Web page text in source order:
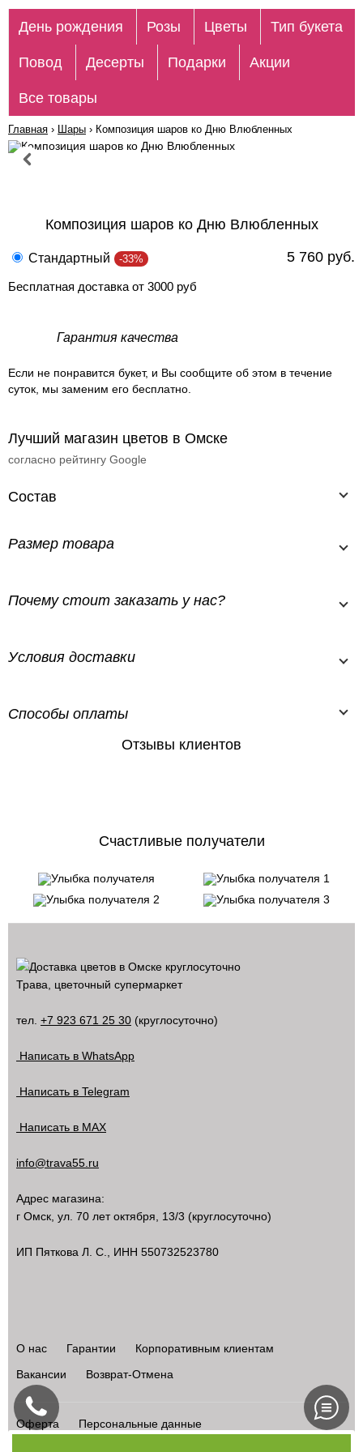
День рождения Розы Цветы Тип букета
Повод Десерты Подарки Акции
Все товары
Главная › Шары › Композиция шаров ко Дню Влюбленных
Композиция шаров ко Дню Влюбленных
Стандартный -33% 5 760 руб.
Бесплатная доставка от 3000 руб
Гарантия качества
Если не понравится букет, и Вы сообщите об этом в течение
суток, мы заменим его бесплатно.
Лучший магазин цветов в Омске
согласно рейтингу Google
Состав
Размер товара
Почему стоит заказать у нас?
Условия доставки
Способы оплаты
Отзывы клиентов
Счастливые получатели
Трава, цветочный супермаркет
тел. +7 923 671 25 30 (круглосуточно)
Написать в WhatsApp
Написать в Telegram
Написать в MAX
info@trava55.ru
Адрес магазина:
г Омск ул. 70 лет октября, 13/3 (круглосуточно)
ИП Пяткова Л. С., ИНН 550732523780
О нас Гарантии
Корпоративным клиентам
Вакансии
Возврат-Отмена
Оферта
Персональные данные